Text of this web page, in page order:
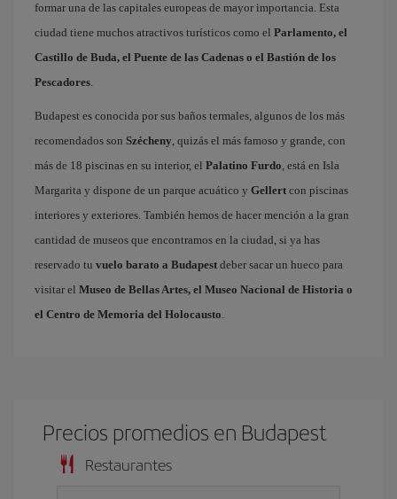
formar una de las capitales europeas de mayor importancia. Esta
ciudad tiene muchos atractivos turísticos como el Parlamento, el
Castillo de Buda, el Puente de las Cadenas o el Bastión de los
Pescadores.
Budapest es conocida por sus baños termales, algunos de los más
recomendados son Szécheny, quizás el más famoso y grande, con
más de 18 piscinas en su interior, el Palatino Furdo, está en Isla
Margarita y dispone de un parque acuático y Gellert con piscinas
interiores y exteriores. También hemos de hacer mención a la gran
cantidad de museos que encontramos en la ciudad, si ya has
reservado tu vuelo barato a Budapest deber sacar un hueco para
visitar el Museo de Bellas Artes, el Museo Nacional de Historia o
el Centro de Memoria del Holocausto.
Precios promedios en Budapest
Restaurantes